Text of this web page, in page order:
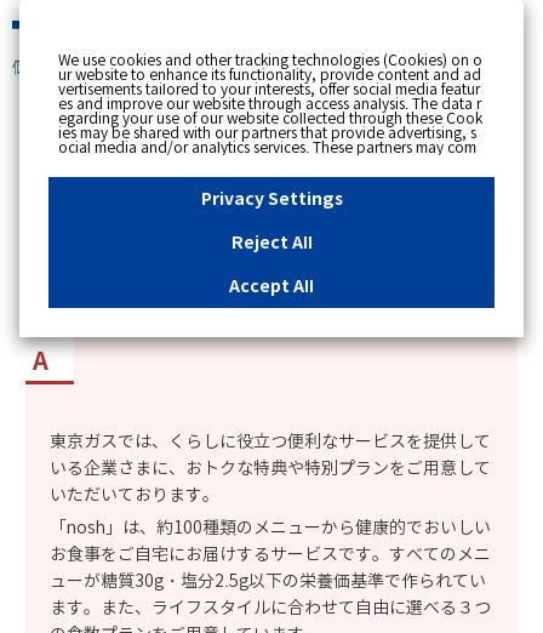
個人のお客さま
[ トップへ戻る ]
カテゴリー表示
更新日時 : 2026/05/11 09:32
冷凍ごちそう便「nosh」の東京ガス特典につい
東京ガスでは、くらしに役立つ便利なサービスを提供して
いる企業さまに、おトクな特典や特別プランをご用意して
いただいております。​
「nosh」は、約100種類のメニューから健康的でおいしい
お食事を​ご自宅にお届けするサービスです。すべてのメニ
ューが糖質30g・塩分2.5g以下の栄養価基準で作られてい
ます。また、ライフスタイルに合わせて自由に選べる３つ
We use cookies and other tracking technologies (Cookies) on o
ur website to enhance its functionality, provide content and ad
vertisements tailored to your interests, offer social media featur
es and improve our website through access analysis. The data r
egarding your use of our website collected through these Cook
ies may be shared with our partners that provide advertising, s
ocial media and/or analytics services. These partners may com
bine the data shared by us with other data that you have provi
ded to them or that they have collected from your use of their s
ervices or other websites to analyse and optimise advertisemen
ts delivered to you by businesses other than us on the internet.
essary Cookies, please click "Reject All". If you agree to the use
of all Cookies, please click "Accept All". To select your preferen
u can change your consent or rejection settings at any time by c
"Privacy Settings"button on this banner or through y
our browser's "Settings". For more information regarding the pr
site, please refer to the link below.Cookies DetailsPrivacy Polic
y
Privacy Settings
Reject All
Accept All